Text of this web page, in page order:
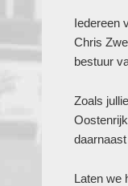
Iedereen
Chris
bestuur
Zoals
Laten we